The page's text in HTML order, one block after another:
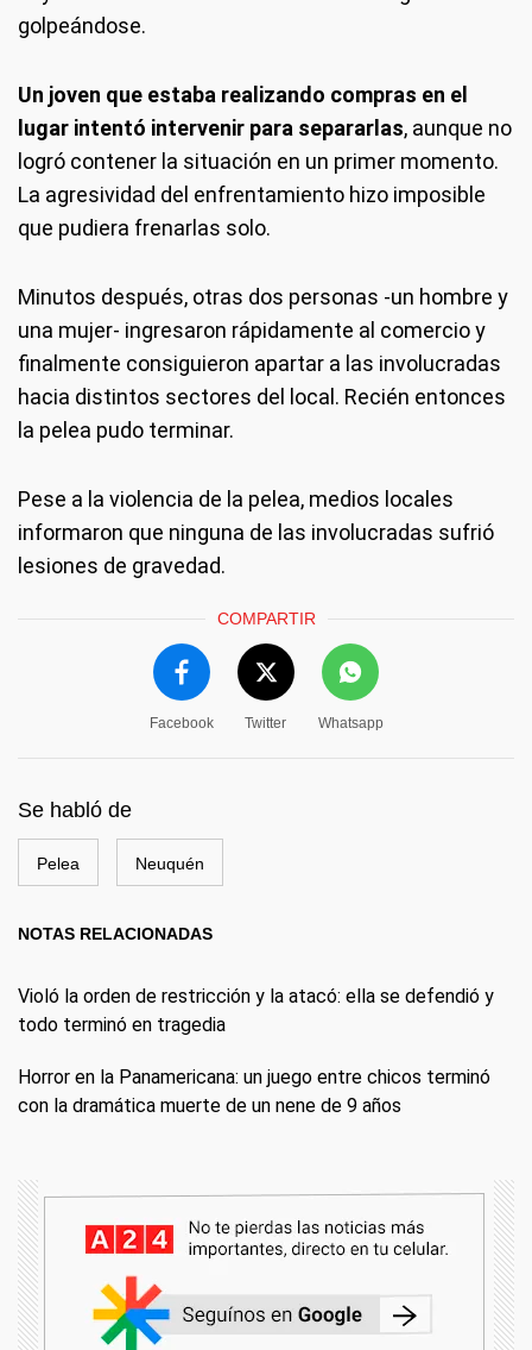
golpeándose.
Un joven que estaba realizando compras en el
lugar intentó intervenir para separarlas, aunque no
logró contener la situación en un primer momento.
La agresividad del enfrentamiento hizo imposible
que pudiera frenarlas solo.
Minutos después, otras dos personas -un hombre y
una mujer- ingresaron rápidamente al comercio y
finalmente consiguieron apartar a las involucradas
hacia distintos sectores del local. Recién entonces
la pelea pudo terminar.
Pese a la violencia de la pelea, medios locales
informaron que ninguna de las involucradas sufrió
lesiones de gravedad.
COMPARTIR
Facebook Twitter Whatsapp
Se habló de
Pelea Neuquén
NOTAS RELACIONADAS
Violó la orden de restricción y la atacó: ella se defendió y
todo terminó en tragedia
Horror en la Panamericana: un juego entre chicos terminó
con la dramática muerte de un nene de 9 años